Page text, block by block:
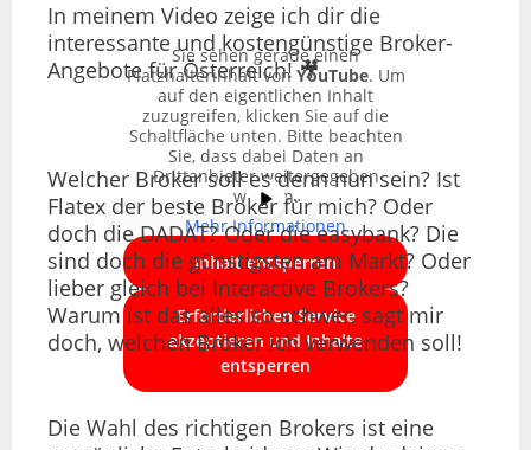
In meinem Video zeige ich dir die
interessante und kostengünstige Broker-
Angebote für Österreich! 🎥
Sie sehen gerade einen
Platzhalterinhalt von YouTube. Um
auf den eigentlichen Inhalt
zuzugreifen, klicken Sie auf die
Schaltfläche unten. Bitte beachten
Sie, dass dabei Daten an
Drittanbieter weitergegeben
werden.
Mehr Informationen
Inhalt entsperren
Erforderlichen Service
akzeptieren und Inhalte
entsperren
Welcher Broker soll es denn nun sein? Ist
Flatex der beste Broker für mich? Oder
doch die DADAT? Oder die easybank? Die
sind doch die günstigsten am Markt? Oder
lieber gleich bei Interactive Brokers?
Warum ist das alles so schwer, sagt mir
doch, welchen Broker ich verwenden soll!
Die Wahl des richtigen Brokers ist eine